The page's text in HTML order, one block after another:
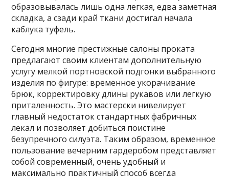
образовывалась лишь одна легкая, едва заметная
складка, а сзади край ткани достигал начала
каблука туфель.
Сегодня многие престижные салоны проката
предлагают своим клиентам дополнительную
услугу мелкой портновской подгонки выбранного
изделия по фигуре: временное укорачивание
брюк, корректировку длины рукавов или легкую
приталенность. Это мастерски нивелирует
главный недостаток стандартных фабричных
лекал и позволяет добиться поистине
безупречного силуэта. Таким образом, временное
пользование вечерним гардеробом представляет
собой современный, очень удобный и
максимально практичный способ всегда